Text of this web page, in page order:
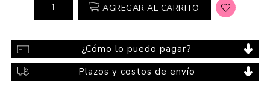
AGREGAR AL CARRITO
¿Cómo lo puedo pagar?
Plazos y costos de envío